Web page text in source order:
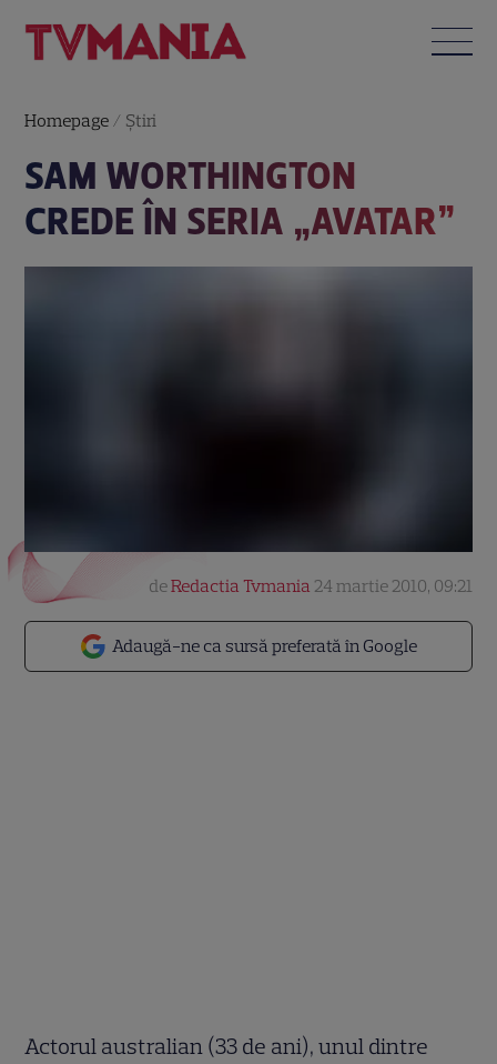
Homepage / Știri
SAM WORTHINGTON
CREDE ÎN SERIA „AVATAR”
Adaugă-ne ca sursă preferată în Google
deRedactia Tvmania 24 martie 2010, 09:21
Actorul australian (33 de ani), unul dintre